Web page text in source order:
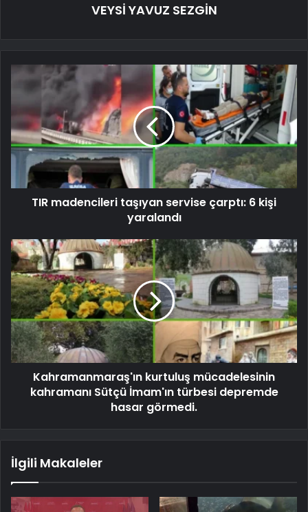
VEYSİ YAVUZ SEZGİN
TIR madencileri taşıyan servise çarptı: 6 kişi
yaralandı
Kahramanmaraş'ın kurtuluş mücadelesinin
kahramanı Sütçü İmam'ın türbesi depremde
hasar görmedi.
İlgili Makaleler